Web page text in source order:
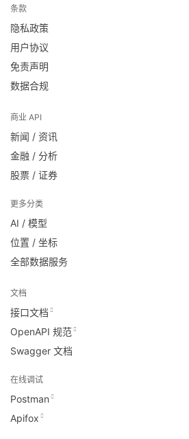
条款
隐私政策
用户协议
免责声明
数据合规
商业 API
新闻 / 资讯
金融 / 分析
股票 / 证券
更多分类
AI / 模型
位置 / 坐标
全部数据服务
文档
接口文档
OpenAPI 规范
Swagger 文档
在线调试
Postman
Apifox